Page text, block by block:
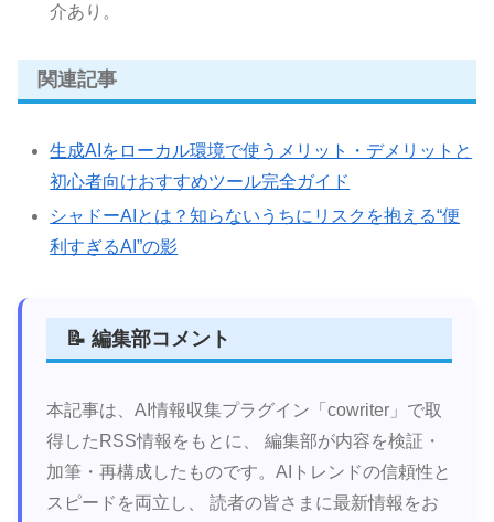
介あり。
関連記事
生成AIをローカル環境で使うメリット・デメリットと
初心者向けおすすめツール完全ガイド
シャドーAIとは？知らないうちにリスクを抱える“便
利すぎるAI”の影
📝 編集部コメント
本記事は、AI情報収集プラグイン「cowriter」で取
得したRSS情報をもとに、 編集部が内容を検証・
加筆・再構成したものです。AIトレンドの信頼性と
スピードを両立し、 読者の皆さまに最新情報をお